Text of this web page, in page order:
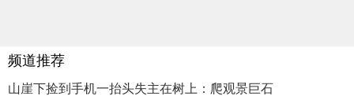
频道推荐
山崖下捡到手机一抬头失主在树上：爬观景巨石